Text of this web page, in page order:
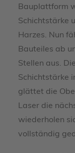
Bauplattform
Schichtstärke
Harzes. Nun
Bauteiles ab
Stellen aus.
Schichtstärke
glättet die
Laser die
wiederholen
vollständig